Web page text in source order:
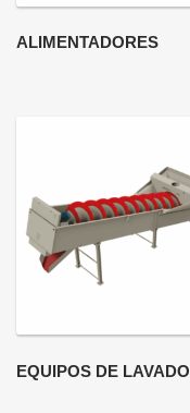
ALIMENTADORES
EQUIPOS DE LAVADO